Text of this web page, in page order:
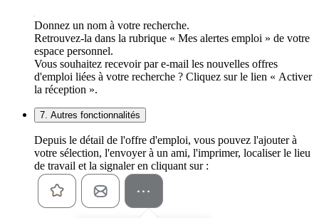
Donnez un nom à votre recherche.
Retrouvez-la dans la rubrique « Mes alertes emploi » de votre
espace personnel.
Vous souhaitez recevoir par e-mail les nouvelles offres
d'emploi liées à votre recherche ? Cliquez sur le lien « Activer
la réception ».
7. Autres fonctionnalités
Depuis le détail de l'offre d'emploi, vous pouvez l'ajouter à
votre sélection, l'envoyer à un ami, l'imprimer, localiser le lieu
de travail et la signaler en cliquant sur :